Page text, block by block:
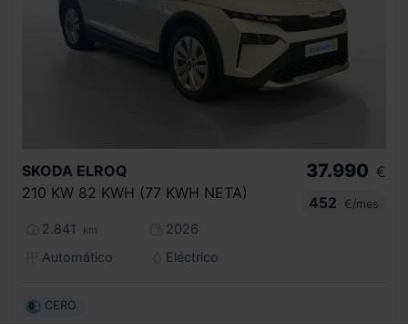
SKODA ELROQ
210 KW 82 KWH (77 KWH NETA)
2.841 km
2026
Automático
Eléctrico
37.990 €
452
€/mes
CERO